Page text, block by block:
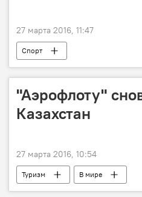
27 марта 2016, 11:47
Спорт
"Аэрофлоту"
Казахстан
27 марта 2016, 10:54
Туризм В мире